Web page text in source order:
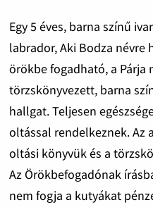
Egy 5 éves, barna színű
labrador, Aki Bodza névre
örökbe fogadható, a Párja
törzskönyvezett, barna
hallgat. Teljesen
oltással rendelkeznek. Az
oltási könyvük és a
Az Örökbefogadónak
nem fogja a kutyákat